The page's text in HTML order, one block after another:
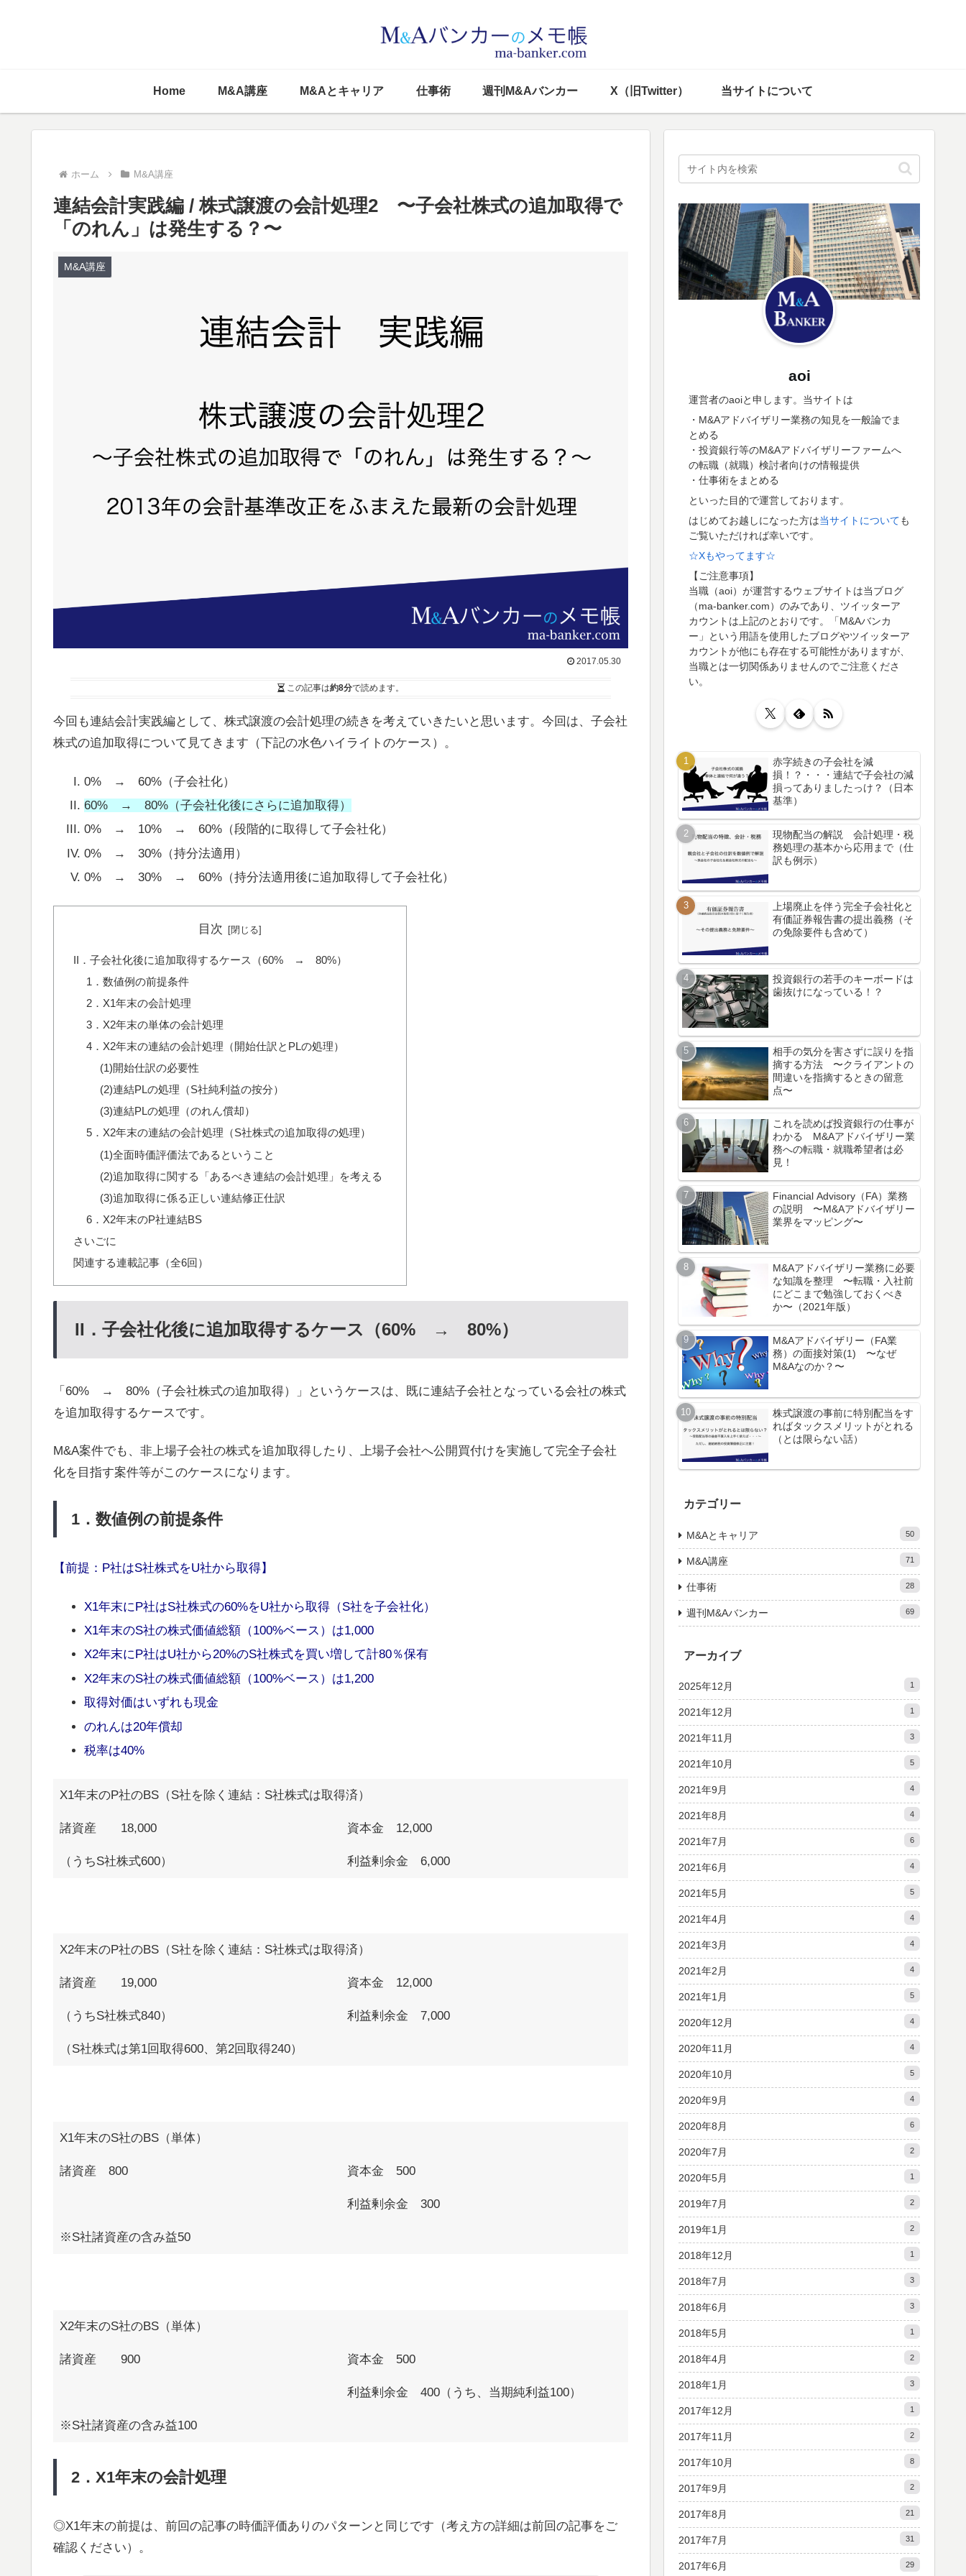
Home M&A講座 M&Aとキャリア 仕事術 週刊M&Aバンカー X（旧Twitter） 当サイトについて
ホーム M&A講座
連結会計実践編 / 株式譲渡の会計処理2 〜子会社株式の追加取得で
「のれん」は発生する？〜
M&A講座
2017.05.30
この記事は約8分で読めます。
今回も連結会計実践編として、株式譲渡の会計処理の続きを考えていきたいと思います。今回は、子会社
株式の追加取得について見てきます（下記の水色ハイライトのケース）。
0% → 60%（子会社化）
60% → 80%（子会社化後にさらに追加取得）
0% → 10% → 60%（段階的に取得して子会社化）
0% → 30%（持分法適用）
0% → 30% → 60%（持分法適用後に追加取得して子会社化）
目次
II．子会社化後に追加取得するケース（60% → 80%）
1．数値例の前提条件
2．X1年末の会計処理
3．X2年末の単体の会計処理
4．X2年末の連結の会計処理（開始仕訳とPLの処理）
(1)開始仕訳の必要性
(2)連結PLの処理（S社純利益の按分）
(3)連結PLの処理（のれん償却）
5．X2年末の連結の会計処理（S社株式の追加取得の処理）
(1)全面時価評価法であるということ
(2)追加取得に関する「あるべき連結の会計処理」を考える
(3)追加取得に係る正しい連結修正仕訳
6．X2年末のP社連結BS
さいごに
関連する連載記事（全6回）
II．子会社化後に追加取得するケース（60% → 80%）
「60% → 80%（子会社株式の追加取得）」というケースは、既に連結子会社となっている会社の株式
を追加取得するケースです。
M&A案件でも、非上場子会社の株式を追加取得したり、上場子会社へ公開買付けを実施して完全子会社
化を目指す案件等がこのケースになります。
1．数値例の前提条件
【前提：P社はS社株式をU社から取得】
X1年末にP社はS社株式の60%をU社から取得（S社を子会社化）
X1年末のS社の株式価値総額（100%ベース）は1,000
X2年末にP社はU社から20%のS社株式を買い増して計80％保有
X2年末のS社の株式価値総額（100%ベース）は1,200
取得対価はいずれも現金
のれんは20年償却
税率は40%
X1年末のP社のBS（S社を除く連結：S社株式は取得済）
諸資産 18,000 資本金 12,000
（うちS社株式600） 利益剰余金 6,000
X2年末のP社のBS（S社を除く連結：S社株式は取得済）
諸資産 19,000 資本金 12,000
（うちS社株式840） 利益剰余金 7,000
（S社株式は第1回取得600、第2回取得240）
X1年末のS社のBS（単体）
諸資産 800 資本金 500
利益剰余金 300
※S社諸資産の含み益50
X2年末のS社のBS（単体）
諸資産 900 資本金 500
利益剰余金 400（うち、当期純利益100）
※S社諸資産の含み益100
2．X1年末の会計処理
◎X1年末の前提は、前回の記事の時価評価ありのパターンと同じです（考え方の詳細は前回の記事をご
確認ください）。
aoi
運営者のaoiと申します。当サイトは
・M&Aアドバイザリー業務の知見を一般論でま
とめる
・投資銀行等のM&Aアドバイザリーファームへ
の転職（就職）検討者向けの情報提供
・仕事術をまとめる
といった目的で運営しております。
はじめてお越しになった方は当サイトについても
ご覧いただければ幸いです。
☆Xもやってます☆
【ご注意事項】
当職（aoi）が運営するウェブサイトは当ブログ
（ma-banker.com）のみであり、ツイッターア
カウントは上記のとおりです。「M&Aバンカ
ー」という用語を使用したブログやツイッターア
カウントが他にも存在する可能性がありますが、
当職とは一切関係ありませんのでご注意くださ
い。
赤字続きの子会社を減
損！？・・・連結で子会社の減
損ってありましたっけ？（日本
基準）
現物配当の解説 会計処理・税
務処理の基本から応用まで（仕
訳も例示）
上場廃止を伴う完全子会社化と
有価証券報告書の提出義務（そ
の免除要件も含めて）
投資銀行の若手のキーボードは
歯抜けになっている！？
相手の気分を害さずに誤りを指
摘する方法 〜クライアントの
間違いを指摘するときの留意
点〜
これを読めば投資銀行の仕事が
わかる M&Aアドバイザリー業
務への転職・就職希望者は必
見！
Financial Advisory（FA）業務
の説明 〜M&Aアドバイザリー
業界をマッピング〜
M&Aアドバイザリー業務に必要
な知識を整理 〜転職・入社前
にどこまで勉強しておくべき
か〜（2021年版）
M&Aアドバイザリー（FA業
務）の面接対策(1) 〜なぜ
M&Aなのか？〜
株式譲渡の事前に特別配当をす
ればタックスメリットがとれる
（とは限らない話）
カテゴリー
M&Aとキャリア 50
M&A講座 71
仕事術 28
週刊M&Aバンカー 69
アーカイブ
2025年12月 1
2021年12月 1
2021年11月 3
2021年10月 5
2021年9月 4
2021年8月 4
2021年7月 6
2021年6月 4
2021年5月 5
2021年4月 4
2021年3月 4
2021年2月 4
2021年1月 5
2020年12月 4
2020年11月 4
2020年10月 5
2020年9月 4
2020年8月 6
2020年7月 2
2020年5月 1
2019年7月 2
2019年1月 2
2018年12月 1
2018年7月 3
2018年6月 3
2018年5月 1
2018年4月 2
2018年1月 3
2017年12月 1
2017年11月 2
2017年10月 8
2017年9月 2
2017年8月 21
2017年7月 31
2017年6月 29